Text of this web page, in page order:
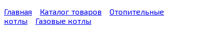
Главная
Каталог товаров
Отопительные
котлы
Газовые котлы